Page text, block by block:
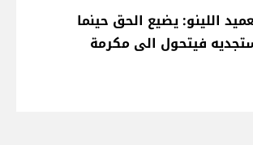
اللينو: يضيع الحق حينما
فيتحول الى مكرمة